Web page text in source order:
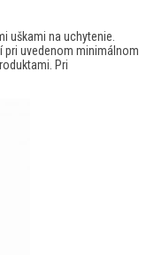
uškami na uchytenie.
pri uvedenom minimálnom
Pri